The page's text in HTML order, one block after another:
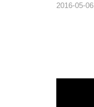
2016-05-06